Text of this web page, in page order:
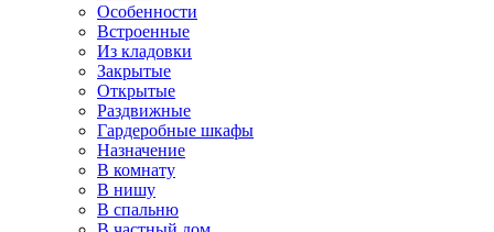
Особенности
Встроенные
Из кладовки
Закрытые
Открытые
Раздвижные
Гардеробные шкафы
Назначение
В комнату
В нишу
В спальню